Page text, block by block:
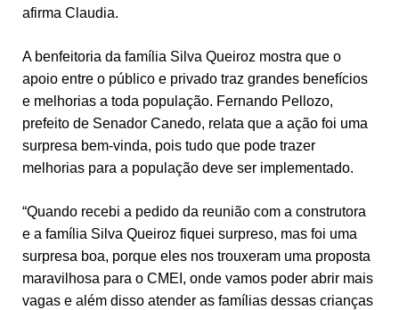
afirma Claudia.
A benfeitoria da família Silva Queiroz mostra que o
apoio entre o público e privado traz grandes benefícios
e melhorias a toda população. Fernando Pellozo,
prefeito de Senador Canedo, relata que a ação foi uma
surpresa bem-vinda, pois tudo que pode trazer
melhorias para a população deve ser implementado.
“Quando recebi a pedido da reunião com a construtora
e a família Silva Queiroz fiquei surpreso, mas foi uma
surpresa boa, porque eles nos trouxeram uma proposta
maravilhosa para o CMEI, onde vamos poder abrir mais
vagas e além disso atender as famílias dessas crianças